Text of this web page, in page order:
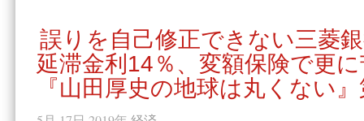
誤りを自己修正できない三菱
延滞金利14％、変額保険で更
『山田厚史の地球は丸くない